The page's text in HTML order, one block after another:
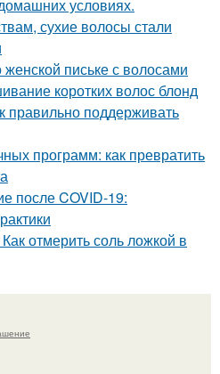
условиях.
сухие волосы стали
женской письке с волосами
коротких волос блонд
правильно поддерживать
программ: как превратить
после COVID-19:
отмерить соль ложкой в